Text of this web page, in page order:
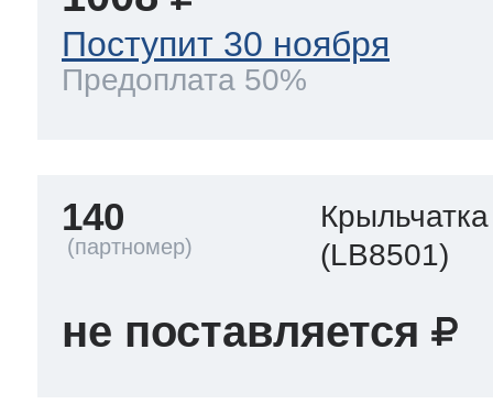
Поступит 30 ноября
Предоплата 50%
140
(LB8501)
не поставляется